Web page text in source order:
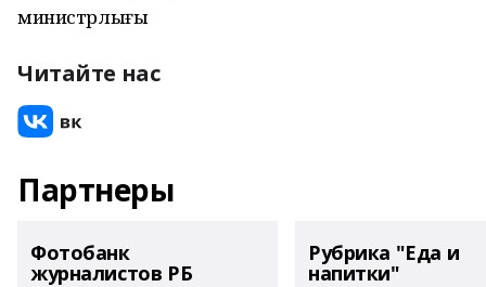
министрлығы
Читайте нас
Партнеры
Фотобанк
журналистов РБ
Рубрика "Еда и
напитки"